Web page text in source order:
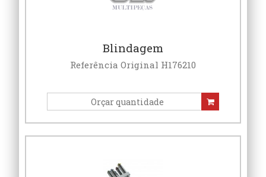
Blindagem
Referência Original H176210